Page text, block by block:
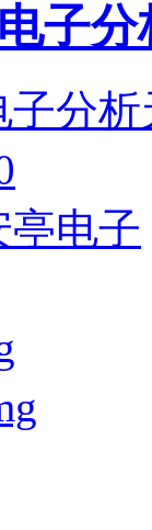
子分
子分
电子